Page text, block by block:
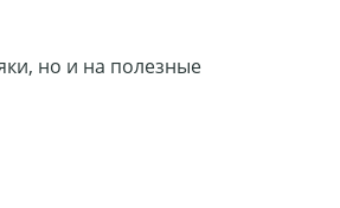
но и на полезные